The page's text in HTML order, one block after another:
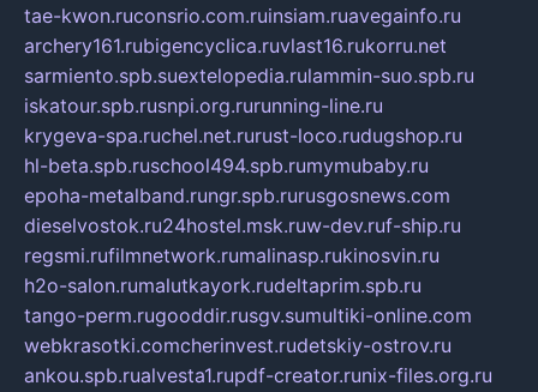
tae-kwon.ruconsrio.com.ruinsiam.ruavegainfo.ru
archery161.rubigencyclica.ruvlast16.rukorru.net
sarmiento.spb.suextelopedia.rulammin-suo.spb.ru
iskatour.spb.rusnpi.org.rurunning-line.ru
krygeva-spa.ruchel.net.rurust-loco.rudugshop.ru
hl-beta.spb.ruschool494.spb.rumymubaby.ru
epoha-metalband.rungr.spb.rurusgosnews.com
dieselvostok.ru24hostel.msk.ruw-dev.ruf-ship.ru
regsmi.rufilmnetwork.rumalinasp.rukinosvin.ru
h2o-salon.rumalutkayork.rudeltaprim.spb.ru
tango-perm.rugooddir.rusgv.sumultiki-online.com
webkrasotki.comcherinvest.rudetskiy-ostrov.ru
ankou.spb.rualvesta1.rupdf-creator.runix-files.org.ru